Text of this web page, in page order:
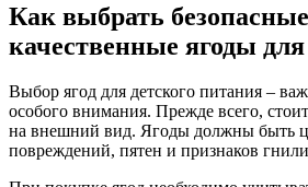
Как выбрать
качественные ягоды для
Выбор ягод для детского питания –
особого внимания. Прежде всего,
на внешний вид. Ягоды должны быть
повреждений, пятен и признаков